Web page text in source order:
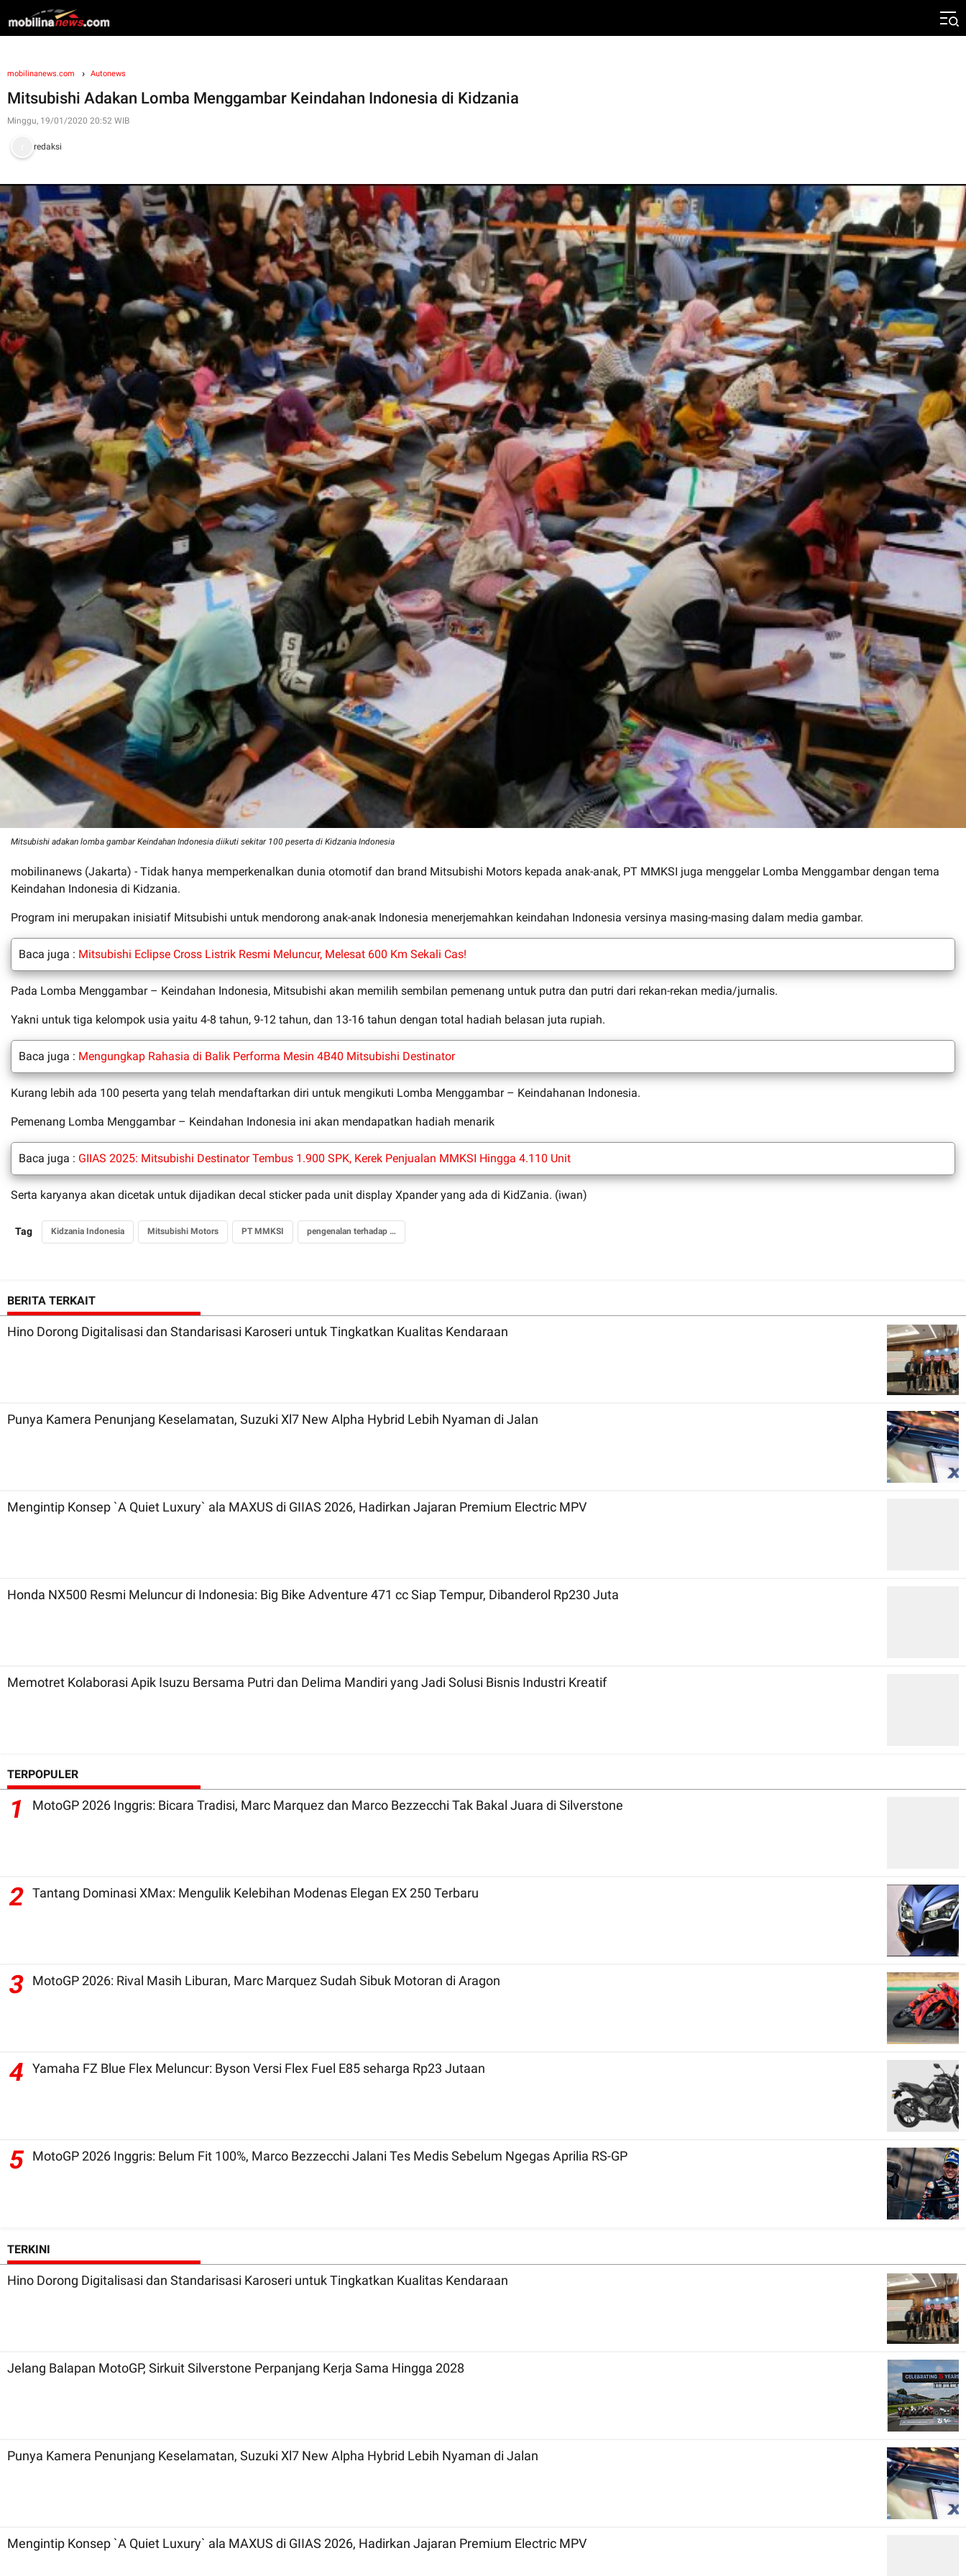
mobilinanews.com Autonews
Mitsubishi Adakan Lomba Menggambar Keindahan Indonesia di Kidzania
Minggu, 19/01/2020 20:52 WIB
redaksi
Mitsubishi adakan lomba gambar Keindahan Indonesia diikuti sekitar 100 peserta di Kidzania Indonesia
mobilinanews (Jakarta) - Tidak hanya memperkenalkan dunia otomotif dan brand Mitsubishi Motors kepada anak-anak, PT MMKSI juga menggelar Lomba Menggambar dengan tema
Keindahan Indonesia di Kidzania.
Program ini merupakan inisiatif Mitsubishi untuk mendorong anak-anak Indonesia menerjemahkan keindahan Indonesia versinya masing-masing dalam media gambar.
Baca juga : Mitsubishi Eclipse Cross Listrik Resmi Meluncur, Melesat 600 Km Sekali Cas!
Pada Lomba Menggambar – Keindahan Indonesia, Mitsubishi akan memilih sembilan pemenang untuk putra dan putri dari rekan-rekan media/jurnalis.
Yakni untuk tiga kelompok usia yaitu 4-8 tahun, 9-12 tahun, dan 13-16 tahun dengan total hadiah belasan juta rupiah.
Baca juga : Mengungkap Rahasia di Balik Performa Mesin 4B40 Mitsubishi Destinator
Kurang lebih ada 100 peserta yang telah mendaftarkan diri untuk mengikuti Lomba Menggambar – Keindahanan Indonesia.
Pemenang Lomba Menggambar – Keindahan Indonesia ini akan mendapatkan hadiah menarik
Baca juga : GIIAS 2025: Mitsubishi Destinator Tembus 1.900 SPK, Kerek Penjualan MMKSI Hingga 4.110 Unit
Serta karyanya akan dicetak untuk dijadikan decal sticker pada unit display Xpander yang ada di KidZania. (iwan)
Tag Kidzania Indonesia Mitsubishi Motors PT MMKSI pengenalan terhadap otomotif
BERITA TERKAIT
Hino Dorong Digitalisasi dan Standarisasi Karoseri untuk Tingkatkan Kualitas Kendaraan
Punya Kamera Penunjang Keselamatan, Suzuki Xl7 New Alpha Hybrid Lebih Nyaman di Jalan
Mengintip Konsep `A Quiet Luxury` ala MAXUS di GIIAS 2026, Hadirkan Jajaran Premium Electric MPV
Honda NX500 Resmi Meluncur di Indonesia: Big Bike Adventure 471 cc Siap Tempur, Dibanderol Rp230 Juta
Memotret Kolaborasi Apik Isuzu Bersama Putri dan Delima Mandiri yang Jadi Solusi Bisnis Industri Kreatif
TERPOPULER
1 MotoGP 2026 Inggris: Bicara Tradisi, Marc Marquez dan Marco Bezzecchi Tak Bakal Juara di Silverstone
2 Tantang Dominasi XMax: Mengulik Kelebihan Modenas Elegan EX 250 Terbaru
3 MotoGP 2026: Rival Masih Liburan, Marc Marquez Sudah Sibuk Motoran di Aragon
4 Yamaha FZ Blue Flex Meluncur: Byson Versi Flex Fuel E85 seharga Rp23 Jutaan
5 MotoGP 2026 Inggris: Belum Fit 100%, Marco Bezzecchi Jalani Tes Medis Sebelum Ngegas Aprilia RS-GP
TERKINI
Hino Dorong Digitalisasi dan Standarisasi Karoseri untuk Tingkatkan Kualitas Kendaraan
Jelang Balapan MotoGP, Sirkuit Silverstone Perpanjang Kerja Sama Hingga 2028
Punya Kamera Penunjang Keselamatan, Suzuki Xl7 New Alpha Hybrid Lebih Nyaman di Jalan
Mengintip Konsep `A Quiet Luxury` ala MAXUS di GIIAS 2026, Hadirkan Jajaran Premium Electric MPV